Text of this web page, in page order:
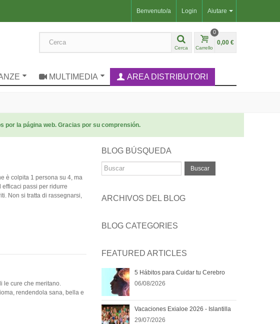
Aiutare
Benvenuto/a Login
Cerca Carrello
0
0,00 €
MULTIMEDIA AREA DISTRIBUTORI
por la página web. Gracias por su comprensión.
è colpita 1 persona su 4, ma
efficaci passi per ridurre
Non si tratta di rassegnarsi,
cure che meritano.
rendendola sana, bella e
BLOG BÚSQUEDA
Buscar
ARCHIVOS DEL BLOG
BLOG CATEGORIES
FEATURED ARTICLES
5 Hábitos para Cuidar tu Cerebro
06/08/2026
Vacaciones Exialoe 2026 - Islantilla
29/07/2026